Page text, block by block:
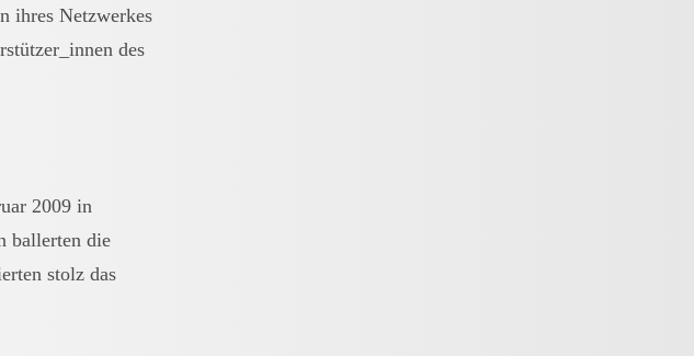
ihres Netzwerkes
des
2009 in
ballerten die
stolz das